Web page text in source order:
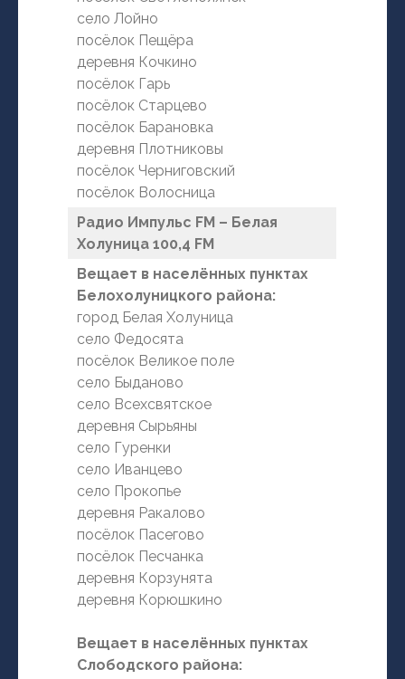
село Лойно
посёлок Пещёра
деревня Кочкино
посёлок Гарь
посёлок Старцево
посёлок Барановка
деревня Плотниковы
посёлок Черниговский
посёлок Волосница
Радио Импульс FM – Белая
Холуница 100,4 FM
Вещает в населённых пунктах
Белохолуницкого района:
город Белая Холуница
село Федосята
посёлок Великое поле
село Быданово
село Всехсвятское
деревня Сырьяны
село Гуренки
село Иванцево
село Прокопье
деревня Ракалово
посёлок Пасегово
посёлок Песчанка
деревня Корзунята
деревня Корюшкино
Вещает в населённых пунктах
Слободского района: